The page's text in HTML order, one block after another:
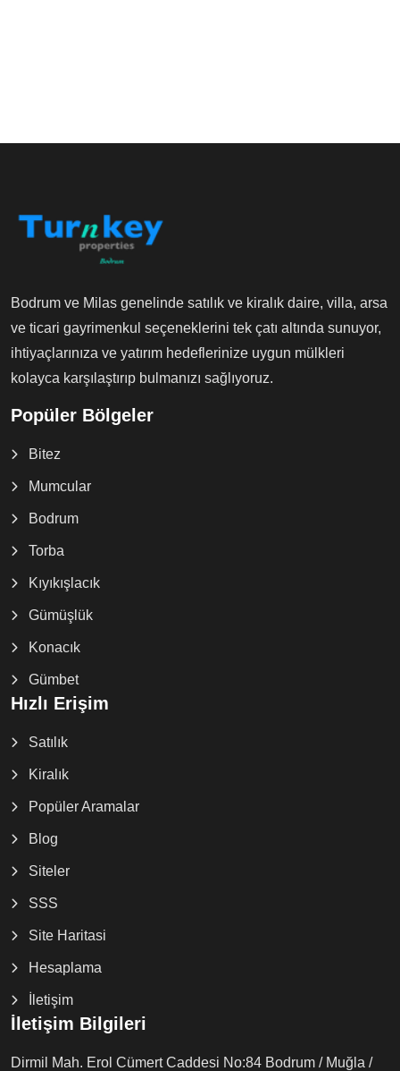
Bodrum ve Milas genelinde satılık ve kiralık daire, villa, arsa
ve ticari gayrimenkul seçeneklerini tek çatı altında sunuyor,
ihtiyaçlarınıza ve yatırım hedeflerinize uygun mülkleri
kolayca karşılaştırıp bulmanızı sağlıyoruz.
Popüler Bölgeler
Bitez
Mumcular
Bodrum
Torba
Kıyıkışlacık
Gümüşlük
Konacık
Gümbet
Hızlı Erişim
Satılık
Kiralık
Popüler Aramalar
Blog
Siteler
SSS
Site Haritasi
Hesaplama
İletişim
İletişim Bilgileri
Dirmil Mah. Erol Cümert Caddesi No:84 Bodrum / Muğla /